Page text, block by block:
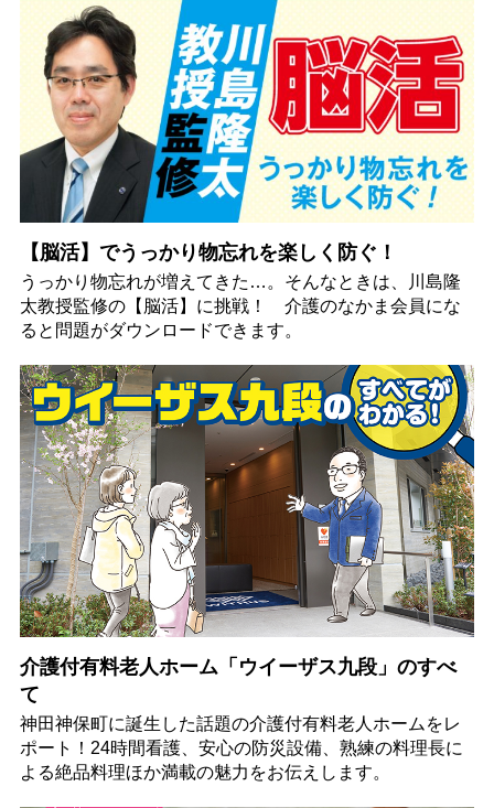
【脳活】でうっかり物忘れを楽しく防ぐ！
うっかり物忘れが増えてきた…。そんなときは、川島隆
太教授監修の【脳活】に挑戦！ 介護のなかま会員にな
ると問題がダウンロードできます。
介護付有料老人ホーム「ウイーザス九段」のすべ
て
神田神保町に誕生した話題の介護付有料老人ホームをレ
ポート！24時間看護、安心の防災設備、熟練の料理長に
よる絶品料理ほか満載の魅力をお伝えします。